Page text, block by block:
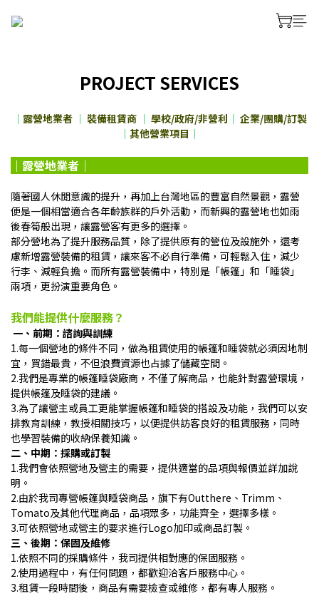
PROJECT SERVICES
｜ 露營地業者｜ 裝備租賃商｜ 學校/政府/非營利 ｜ 企業/團購/訂製
｜ 其他營業項目 ｜
｜ 露營地業者｜
隨著國人休閒意識的提升，再加上台灣地區的豐富自然景觀，露營
便是一個相當適合各年齡族群的戶外活動，而新興的露營地也如雨
後春筍般出現，讓露營客有更多的選擇。
部分營地為了提升服務品質，除了提供原有的營位及設施外，還考
慮新增露營裝備的租賃，讓來客不必自行準備，可輕鬆入住，減少
行李、減輕負擔。而所有露營裝備中，特別是「帳篷」和「睡袋」
兩項，更扮演重要角色。
我們能提供什麼服務？
一、前期：諮詢與訓練
1.每一個營地的條件不同，做為租賃使用的帳篷和睡袋就必須因地制
宜，買錯最貴，不但浪費資源也占據了儲藏空間。
2.我們是專業的帳篷睡袋廠商，不僅了解商品，也能針對露營環境，
提供帳篷及睡袋的建議。
3.為了讓營主或員工更能掌握帳篷和睡袋的搭設及功能，我們可以安
排教育訓練，教授相關技巧，以便提供訪客良好的租賃服務，同時
也學習裝備的收納保養知識。
二、中期：採購或訂製
1.我們會依照營地及營主的需要，提供適當的品項與報價並詳加說
明。
2.由於我司專營帳篷與睡袋商品，旗下有Outthere、Trimm、
Tomato及其他代理商品，品項眾多，功能齊全，選擇多樣。
3.可依照營地或營主的要求進行Logo加印或商品訂製。
三、後期：保固及維修
1.依照不同的採購條件，我司提供相對應的保固服務。
2.使用過程中，有任何問題，都歡迎洽客戶服務中心。
3.租賃一段時間後，商品有需要檢查或維修，都有專人服務。